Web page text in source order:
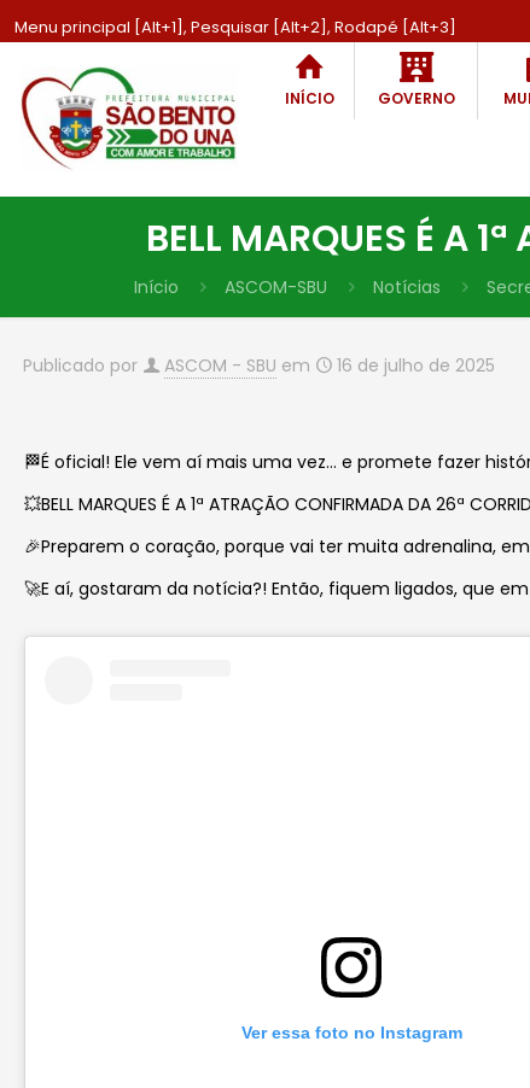
Menu principal [Alt+1], Pesquisar [Alt+2], Rodapé [Alt+3]
INÍCIO GOVERNO
BELL MARQUES É A
Início ASCOM-SBU Notícias
Publicado por ASCOM - SBU em 16 de julho de 2025
🏁É oficial! Ele vem aí mais uma vez… e promete fazer
💥BELL MARQUES É A 1ª ATRAÇÃO CONFIRMADA DA 26ª
🎉Preparem o coração, porque vai ter muita adrenalina,
🚀E aí, gostaram da notícia?! Então, fiquem ligados, que
Ver essa foto no Instagram